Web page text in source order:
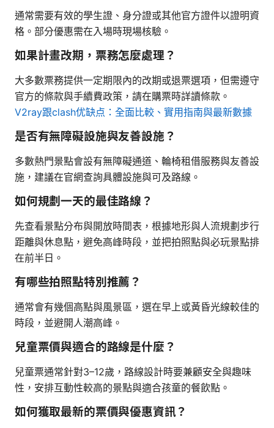
通常需要有效的學生證、身分證或其他官方證件以證明資
格。部分優惠需在入場時現場核驗。
如果計畫改期，票務怎麼處理？
大多數票務提供一定期限內的改期或退票選項，但需遵守
官方的條款與手續費政策，請在購票時詳讀條款。
V2ray跟clash优缺点：全面比較、實用指南與最新數據
是否有無障礙設施與友善設施？
多數熱門景點會設有無障礙通道、輪椅租借服務與友善設
施，建議在官網查詢具體設施與可及路線。
如何規劃一天的最佳路線？
先查看景點分布與開放時間表，根據地形與人流規劃步行
距離與休息點，避免高峰時段，並把拍照點與必玩景點排
在前半日。
有哪些拍照點特別推薦？
通常會有幾個高點與風景區，選在早上或黃昏光線較佳的
時段，並避開人潮高峰。
兒童票價與適合的路線是什麼？
兒童票通常針對3–12歲，路線設計時要兼顧安全與趣味
性，安排互動性較高的景點與適合孩童的餐飲點。
如何獲取最新的票價與優惠資訊？